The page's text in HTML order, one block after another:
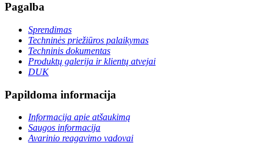
Pagalba
Sprendimas
Techninės priežiūros palaikymas
Techninis dokumentas
Produktų galerija ir klientų atvejai
DUK
Papildoma informacija
Informacija apie atšaukimą
Saugos informacija
Avarinio reagavimo vadovai